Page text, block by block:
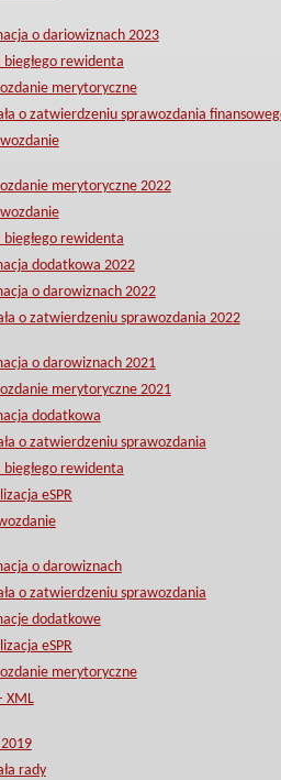
o dariowiznach 2023
biegłego rewidenta
merytoryczne
o zatwierdzeniu sprawozdania
merytoryczne 2022
biegłego rewidenta
dodatkowa 2022
o darowiznach 2022
o zatwierdzeniu sprawozdania 2022
o darowiznach 2021
merytoryczne 2021
dodatkowa
o zatwierdzeniu sprawozdania
biegłego rewidenta
eSPR
o darowiznach
o zatwierdzeniu sprawozdania
dodatkowe
eSPR
merytoryczne
XML
rady